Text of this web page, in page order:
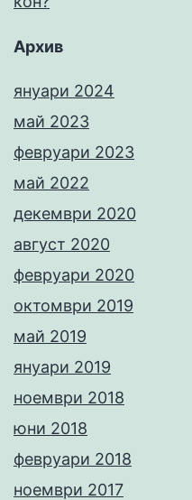
Архив
януари 2024
май 2023
февруари 2023
май 2022
декември 2020
август 2020
февруари 2020
октомври 2019
май 2019
януари 2019
ноември 2018
юни 2018
февруари 2018
ноември 2017